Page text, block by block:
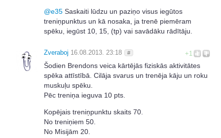
@e35 Saskaiti lūdzu un paziņo visus iegūtos
treniņpunktus un kā nosaka, ja trenē piemēram
spēku, iegūst 10, 15, (tp) vai savādāku rādītāju.
+1
Zveraboj 16.08.2013. 23:18 #
Šodien Brendons veica kārtējās fiziskās aktivitātes
spēka attīstībā. Cilāja svarus un trenēja kāju un roku
muskuļu spēku.
Pēc treniņa ieguva 10 pts.
Kopējais treniņpunktu skaits 70.
No treniņiem 50.
No Misijām 20.